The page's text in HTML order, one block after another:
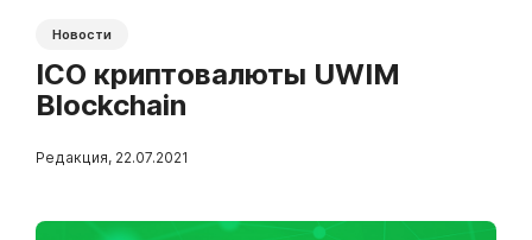
Новости
ICO криптовалюты UWIM
Blockchain
Редакция, 22.07.2021